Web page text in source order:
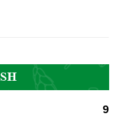
cổ truyền -
9